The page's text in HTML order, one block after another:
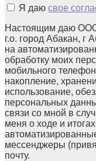
Я даю свое
Настоящим даю ООО
г.о. город Абакан, г
на
обработку моих
мобильного
накопление,
использование,
персональных
связи со мной в
меня о ходе и
мессенджеры
почту.